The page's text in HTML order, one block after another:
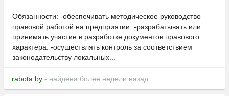
Обязанности: -обеспечивать методическое руководство
правовой работой на предприятии. -разрабатывать или
принимать участие в разработке документов правового
характера. -осуществлять контроль за соответствием
законодательству локальных...
rabota.by - найдена более недели назад